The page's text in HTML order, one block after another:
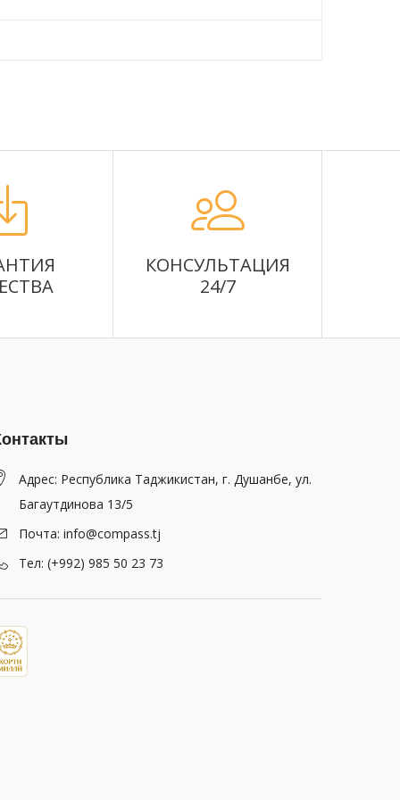
КОНСУЛЬТАЦИЯ
24/7
Адрес: Республика Таджикистан, г. Душанбе, ул.
Багаутдинова 13/5
Почта: info@compass.tj
Тел: (+992) 985 50 23 73